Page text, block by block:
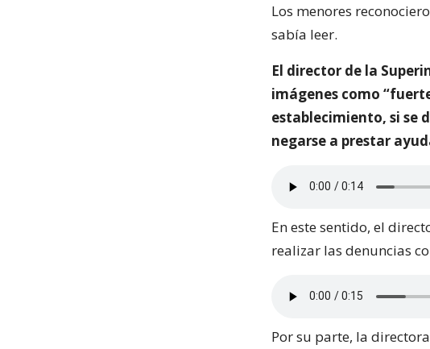
Los menores
sabía leer.
El director de la
imágenes como
establecimiento, si se
negarse a prestar
En este sentido, el
realizar las denuncias
Por su parte, la